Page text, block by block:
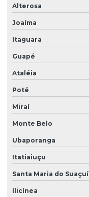
Alterosa
Joaíma
Itaguara
Guapé
Ataléia
Poté
Miraí
Monte Belo
Ubaporanga
Itatiaiuçu
Santa Maria do Suaçuí
Ilicínea